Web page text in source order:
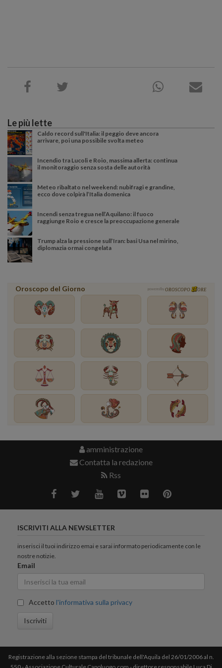
Le più lette
Caldo record sull'Italia: il peggio deve ancora
arrivare, poi una possibile svolta meteo
Incendio tra Lucoli e Roio, massima allerta: continua
il monitoraggio senza sosta delle autorità
Meteo ribaltato nel weekend: nubifragi e grandine,
ecco dove colpirà l’Italia domenica
Incendi senza tregua nell’Aquilano: il fuoco
raggiunge Roio e cresce la preoccupazione generale
Trump alza la pressione sull’Iran: basi Usa nel mirino,
diplomazia ormai congelata
Oroscopo del Giorno powered by OROSCOPO ORE
amministrazione
Contatta la redazione
Rss
ISCRIVITI ALLA NEWSLETTER
inserisci il tuoi indirizzo emai e sarai informato periodicamente con le
nostre notizie.
Email
Accetto l'informativa sulla privacy
Iscriviti
Registrazione alla sezione stampa del tribunale dell'Aquila del 26/01/2006 al n.